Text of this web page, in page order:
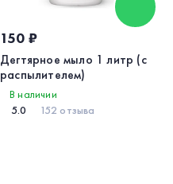
150 ₽
Дегтярное мыло 1 литр (с
распылителем)
В наличии
5.0
152 отзыва